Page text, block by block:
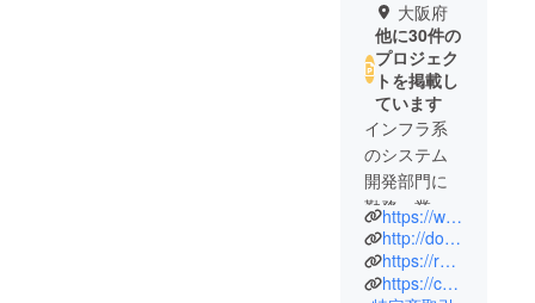
大阪府
他に30件の
プロジェク
トを掲載し
ています
インフラ系
のシステム
開発部門に
勤務、業務
知識を生か
すとともに
60才前に始
https://www.facebook.com/groups/3773038759434230
http://dococa.cocolog-nifty.com/blog/
https://raspi.thebase.in/
https://camp-fire.jp/profile/junjun1960/projects